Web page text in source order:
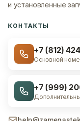
и установленные
КОНТАКТЫ
+7 (812)
Основной
+7 (999)